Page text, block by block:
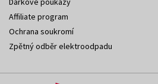
Affiliate program
Ochrana soukromí
Zpětný odběr elektroodpadu